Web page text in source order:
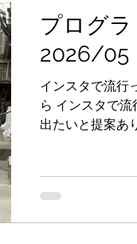
プログ
2026/05
インスタで流行
ら インスタで
出たいと提案あ